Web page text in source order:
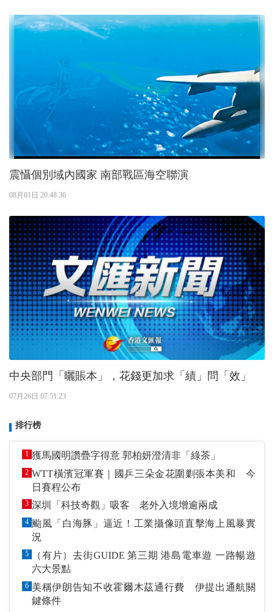
震懾個別域內國家 南部戰區海空聯演
08月01日 20:48:36
中央部門「曬賬本」，花錢更加求「績」問「效」
07月26日 07:51:23
排行榜
1 獲馬國明讚疊字得意 郭柏妍澄清非「綠茶」
2 WTT橫濱冠軍賽｜國乒三朵金花圍剿張本美和 今
日賽程公布
3 深圳「科技奇觀」吸客 老外入境增逾兩成
4 颱風「白海豚」逼近！工業攝像頭直擊海上風暴實
況
5
（有片）去街GUIDE 第三期 港島電車遊 一路暢遊
六大景點
6 美稱伊朗告知不收霍爾木茲通行費 伊提出通航關
鍵條件